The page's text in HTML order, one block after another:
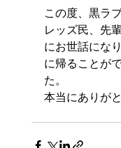
この度、黒ラ
レッズ民、先
にお世話にな
に帰ることが
た。
本当にありが